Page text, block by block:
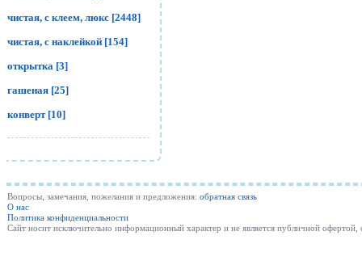
чистая, с клеем, люкс [2448]
чистая, с наклейкой [154]
открытка [3]
гашеная [25]
конверт [10]
Вопросы, замечания, пожелания и предложения: обратная связь
О нас
Политика конфиденциальности
Cайт носит исключительно информационный характер и не является публичной